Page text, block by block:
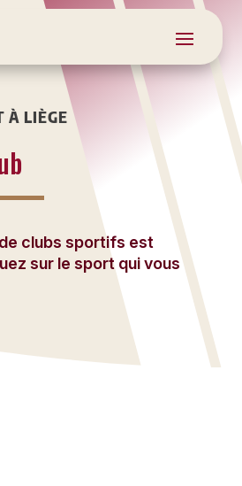
À LIÈGE
clubs sportifs est
sur le sport qui vous